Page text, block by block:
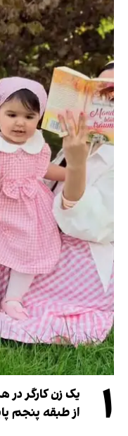
۱
یک زن کارگر
از طبقه پنجم